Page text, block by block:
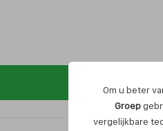
Om u beter
Groep
vergelijkbare